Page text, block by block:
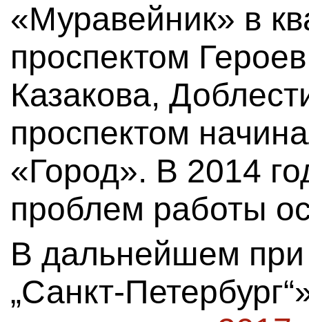
«Муравейник» в
проспектом
Казакова,
проспектом
«Город». В 2014
проблем работы
В дальнейшем
„Санкт-